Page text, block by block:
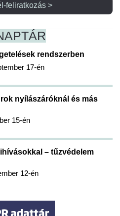
feliratkozás >
rendszerben
17-én
nyílászáróknál és más
15-én
– tűzvédelem
12-én